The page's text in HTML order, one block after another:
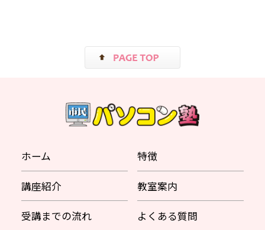
ホーム 特徴
講座紹介 教室案内
受講までの流れ よくある質問